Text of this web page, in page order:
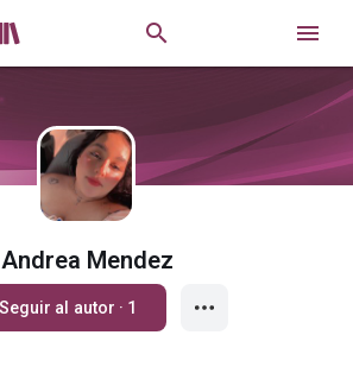
 
Andrea Mendez
Seguir al autor · 1